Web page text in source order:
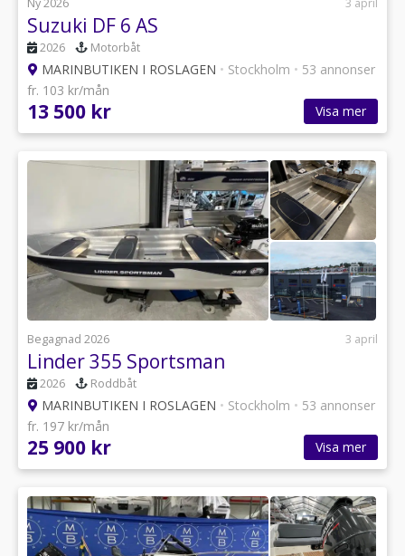
Ny 2026 3 april
Suzuki DF 6 AS
2026 Motorbåt
MARINBUTIKEN I ROSLAGEN • Stockholm • 53 annonser
fr. 103 kr/mån
13 500 kr Visa mer
Begagnad 2026 3 april
Linder 355 Sportsman
2026 Roddbåt
MARINBUTIKEN I ROSLAGEN • Stockholm • 53 annonser
fr. 197 kr/mån
25 900 kr Visa mer